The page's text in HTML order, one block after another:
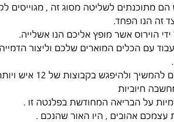
הם מתוכנתים לשליטה מסוג זה , מגוייסים
זה הנו הפחד.
הוירוס אשר מופץ אליכם הנו אשלייה.
עם הכלים המוארים שלכם וליצור הדמייה
בקבוצות של 12 איש ויותר ולעבוד עם המאורות הגבוהים .
חיוביות
על הבריאה המחודשת בפלנטה זו .
אהובים , היו האור שהנכם .